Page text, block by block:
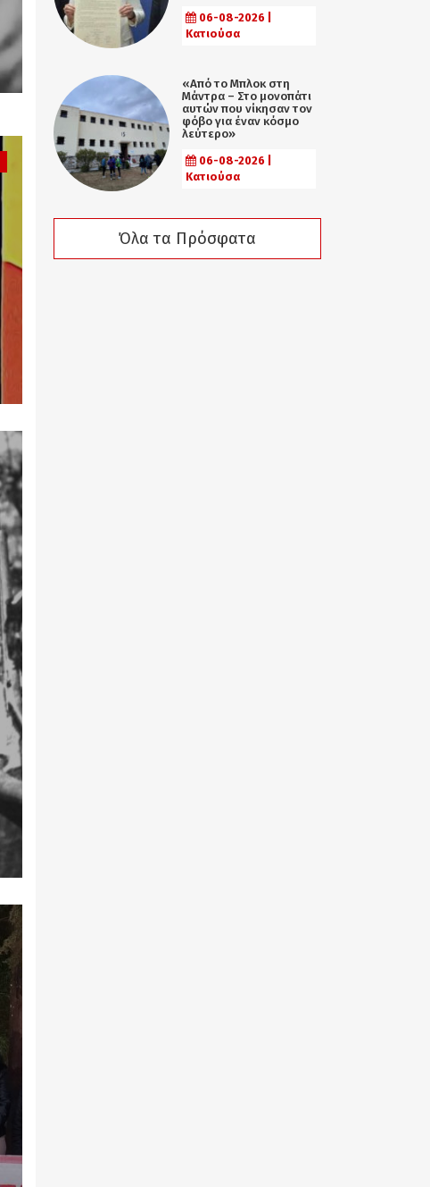
06-08-2026 |
Κατιούσα
«Από το Μπλοκ στη
Μάντρα – Στο μονοπάτι
αυτών που νίκησαν τον
φόβο για έναν κόσμο
λεύτερο»
06-08-2026 |
Κατιούσα
Όλα τα Πρόσφατα